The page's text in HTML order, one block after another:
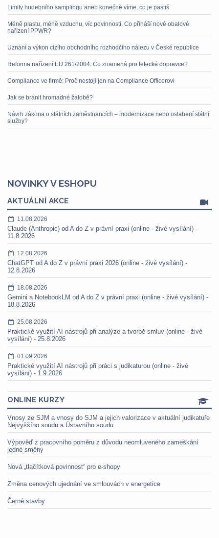
Limity hudebního samplingu aneb konečně víme, co je pastiš
Méně plastu, méně vzduchu, víc povinností. Co přináší nové obalové
nařízení PPWR?
Uznání a výkon cizího obchodního rozhodčího nálezu v České republice
Reforma nařízení EU 261/2004: Co znamená pro letecké dopravce?
Compliance ve firmě: Proč nestojí jen na Compliance Officerovi
Jak se bránit hromadné žalobě?
Návrh zákona o státních zaměstnancích – modernizace nebo oslabení státní
služby?
NOVINKY V ESHOPU
AKTUÁLNÍ AKCE
11.08.2026
Claude (Anthropic) od A do Z v právní praxi (online - živé vysílání) -
11.8.2026
12.08.2026
ChatGPT od A do Z v právní praxi 2026 (online - živé vysílání) -
12.8.2026
18.08.2026
Gemini a NotebookLM od A do Z v právní praxi (online - živé vysílání) -
18.8.2026
25.08.2026
Praktické využití AI nástrojů při analýze a tvorbě smluv (online - živé
vysílání) - 25.8.2026
01.09.2026
Praktické využití AI nástrojů při práci s judikaturou (online - živé
vysílání) - 1.9.2026
ONLINE KURZY
Vnosy ze SJM a vnosy do SJM a jejich valorizace v aktuální judikatuře
Nejvyššího soudu a Ústavního soudu
Výpověď z pracovního poměru z důvodu neomluveného zameškání
jedné směny
Nová „tlačítková povinnost“ pro e-shopy
Změna cenových ujednání ve smlouvách v energetice
Černé stavby